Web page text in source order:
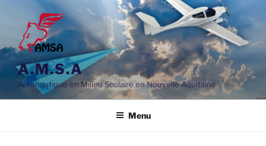
contenu
principal
A.M.S.A
Aéronautique en Milieu Scolaire en Nouvelle Aquitaine
Menu